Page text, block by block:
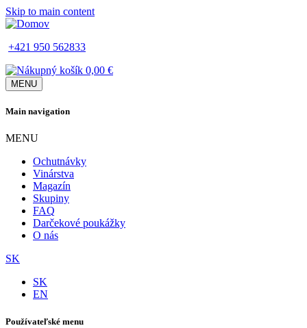
Skip to main content
+421 950 562833
0,00 €
MENU
Main navigation
MENU
Ochutnávky
Vinárstva
Magazín
Skupiny
FAQ
Darčekové poukážky
O nás
SK
SK
EN
Používateľské menu